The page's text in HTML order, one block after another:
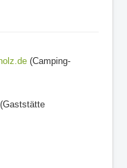
(Camping-
(Gaststätte